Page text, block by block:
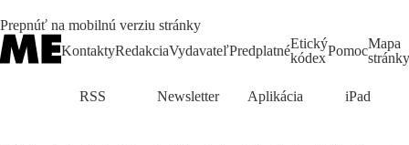
Prepnúť na mobilnú verziu stránky
KontaktyRedakciaVydavateľPredplatnéEtický
kódexPomocMapa
stránky
RSS Newsletter Aplikácia iPad